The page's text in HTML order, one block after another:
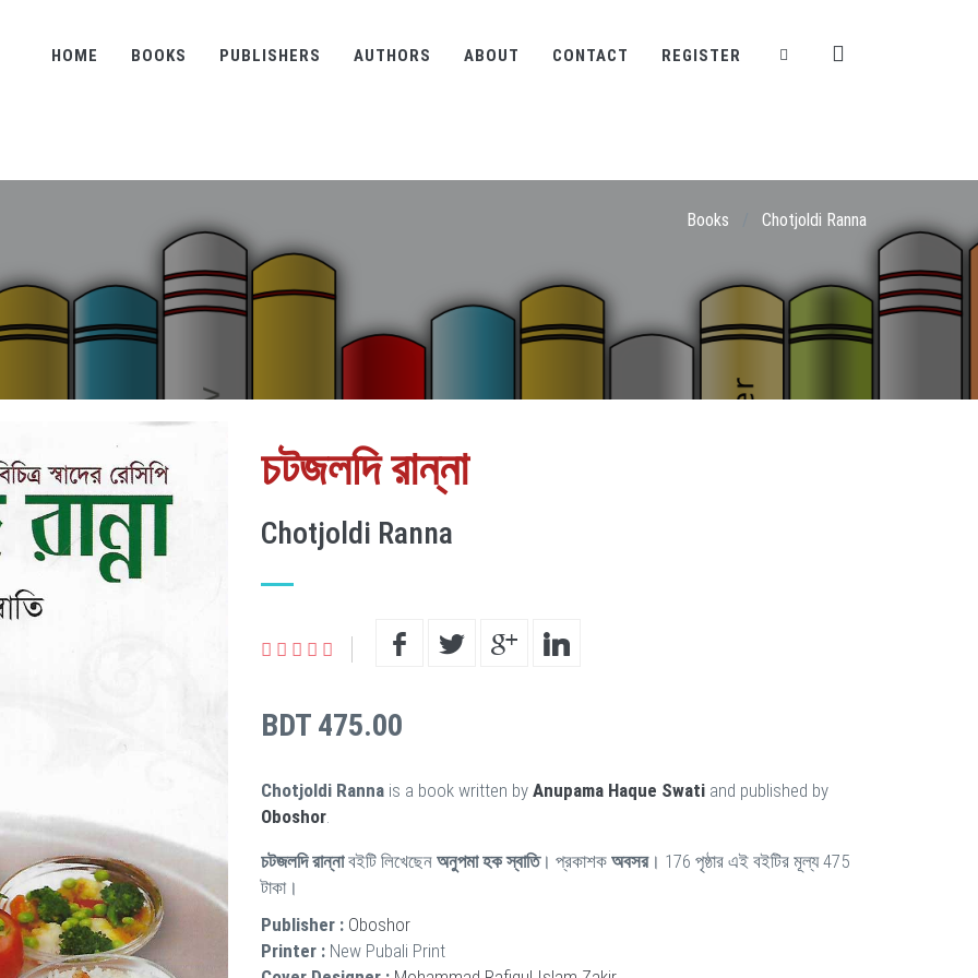
HOME BOOKS PUBLISHERS AUTHORS ABOUT CONTACT REGISTER
Books Chotjoldi Ranna
চটজলদি রান্না
Chotjoldi Ranna
BDT 475.00
Chotjoldi Ranna is a book written by Anupama Haque Swati and published by
Oboshor.
চটজলদি রান্নাবইটি লিখেছেন অনুপমা হক স্বাতি। প্রকাশক অবসর। 176 পৃষ্ঠার এই বইটির মূল্য 475
টাকা।
Publisher : Oboshor
Printer : New Pubali Print